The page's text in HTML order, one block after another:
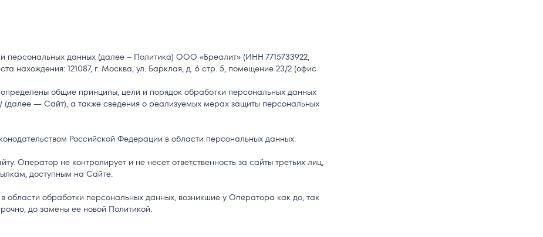
персональных данных (далее – Политика) ООО «Бреалит» (ИНН 7715733922,
нахождения: 121087, г. Москва, ул. Барклая, д. 6 стр. 5, помещение 23/2 (офис
общие принципы, цели и порядок обработки персональных данных
(далее — Сайт), а также сведения о реализуемых мерах защиты персональных
Российской Федерации в области персональных данных.
Оператор не контролирует и не несет ответственность за сайты третьих лиц,
доступным на Сайте.
области обработки персональных данных, возникшие у Оператора как до, так
до замены ее новой Политикой.